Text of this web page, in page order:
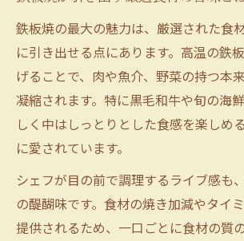
鉄板焼の最大の魅力は、厳選された食
に引き出せる点にあります。高温の鉄
げることで、肉や魚介、野菜の持つ本
凝縮されます。特に黒毛和牛や旬の海
しく中はしっとりとした食感を楽しめ
に愛されています。
シェフが目の前で調理するライブ感も
の醍醐味です。食材の焼き加減やタイ
提供されるため、一口ごとに食材の質